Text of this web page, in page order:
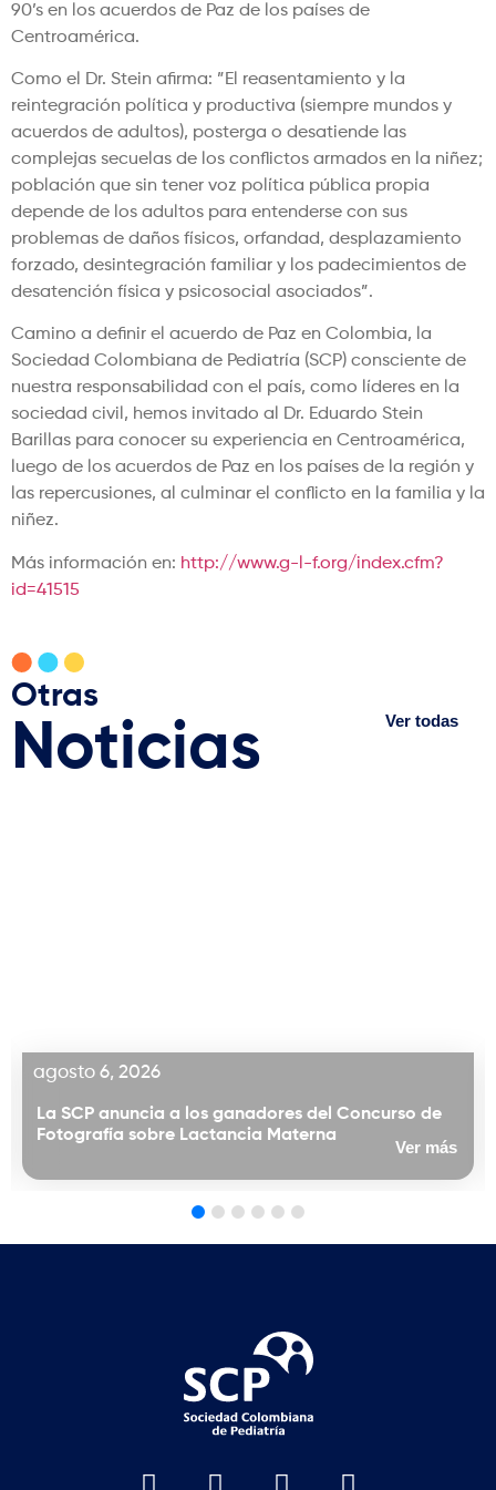
90’s en los acuerdos de Paz de los países de
Centroamérica.
Como el Dr. Stein afirma: ”El reasentamiento y la
reintegración política y productiva (siempre mundos y
acuerdos de adultos), posterga o desatiende las
complejas secuelas de los conflictos armados en la niñez;
población que sin tener voz política pública propia
depende de los adultos para entenderse con sus
problemas de daños físicos, orfandad, desplazamiento
forzado, desintegración familiar y los padecimientos de
desatención física y psicosocial asociados”.
Camino a definir el acuerdo de Paz en Colombia, la
Sociedad Colombiana de Pediatría (SCP) consciente de
nuestra responsabilidad con el país, como líderes en la
sociedad civil, hemos invitado al Dr. Eduardo Stein
Barillas para conocer su experiencia en Centroamérica,
luego de los acuerdos de Paz en los países de la región y
las repercusiones, al culminar el conflicto en la familia y la
niñez.
Más información en: http://www.g-l-f.org/index.cfm?
id=41515
Otras
Noticias Ver todas
6, 2026
anuncia a los ganadores del Concurso de
sobre Lactancia Materna
XV